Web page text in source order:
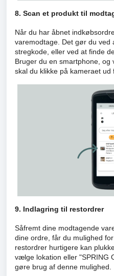
8. Scan et produkt til
Når du har åbnet
varemodtage. Det gør du ved
stregkode, eller ved at finde
Bruger du en smartphone, og
skal du klikke på kameraet ud
9. Indlagring til restordrer
Såfremt dine modtagende
dine ordre, får du mulighed
restordrer hurtigere kan
vælge lokation eller "SPRING
gøre brug af denne mulighed.